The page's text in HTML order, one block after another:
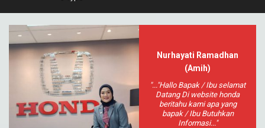
Nurhayati Ramadhan
(Amih)
"..."Hallo Bapak / Ibu selamat
Datang Di website honda
beritahu kami apa yang
bapak / Ibu Butuhkan
Informasi..."